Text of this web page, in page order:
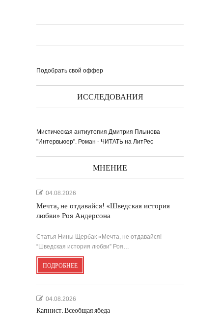
Подобрать свой оффер
ИССЛЕДОВАНИЯ
Мистическая антиутопия Дмитрия Плынова
"Интервьюер". Роман - ЧИТАТЬ на ЛитРес
МНЕНИЕ
04.08.2026
Мечта, не отдавайся! «Шведская история
любви» Роя Андерсона
Статья Нины Щербак «Мечта, не отдавайся!
“Шведская история любви” Роя…
ПОДРОБНЕЕ
04.08.2026
Капнист. Всеобщая ябеда